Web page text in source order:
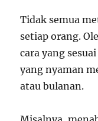
Tidak semua
setiap orang.
cara yang
yang nyaman
atau bulanan.